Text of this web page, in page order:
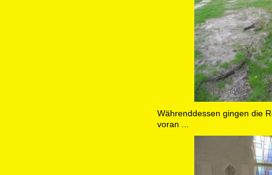
Währenddessen gingen die
voran ...